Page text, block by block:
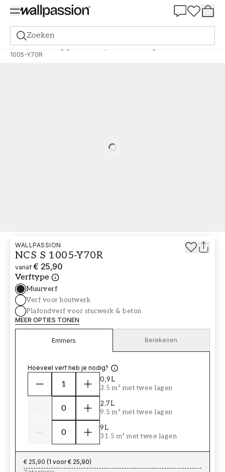
Zoeken
Verf Bestelling gebaseerd op NCS Bestelling door NCS
1005-Y70R
WALLPASSION
NCS S 1005-Y70R
vanaf € 25,90
Verftype
Muurverf
Verf voor houtwerk
Plafondverf voor stucwerk & beton
MEER OPTIES TONEN
Emmers Berekenen
Hoeveel verf heb je nodig?
0,9L
3.5 m² met twee lagen
2,7L
9.5 m² met twee lagen
9L
31.5 m² met twee lagen
€ 25,90 (1 voor € 25,90)